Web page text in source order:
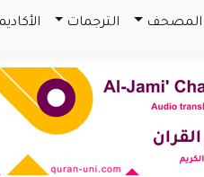
المصحف الترجمات